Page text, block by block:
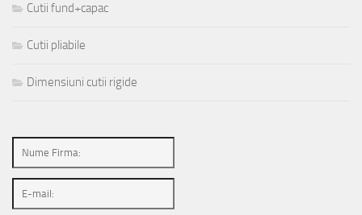
Cutii fund+capac
Cutii pliabile
Dimensiuni cutii rigide